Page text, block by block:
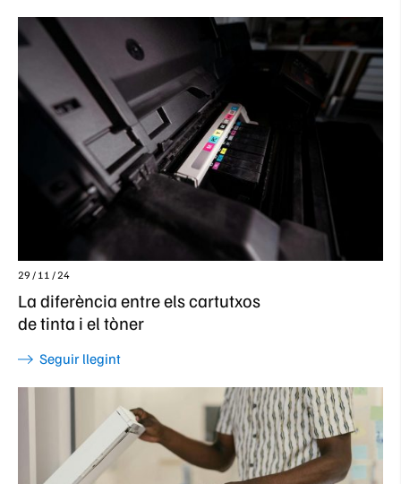
29 / 11 / 24
La diferència entre els cartutxos
de tinta i el tòner
Seguir llegint